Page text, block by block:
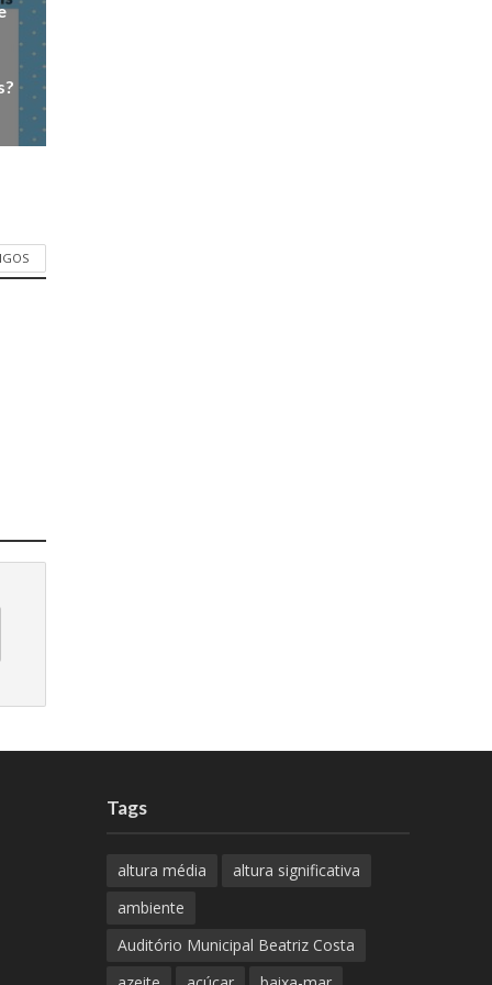
Tags
altura média
altura significativa
ambiente
Auditório Municipal Beatriz Costa